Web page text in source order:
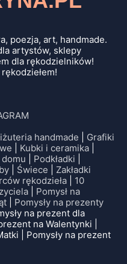
poezja, art, handmade.
artystów, sklepy
dla rękodzielników!
handmade
Grafiki
Kubki i ceramika
Podkładki
Świece
Zakładki
rękodzieła
10
Pomysł na
Pomysły na prezenty
na prezent dla
na Walentynki |
| Pomysły na prezent